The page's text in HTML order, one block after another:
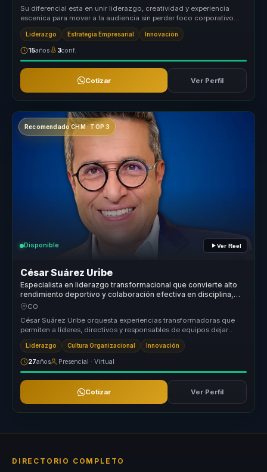
Su diferencial esta en unir liderazgo, creatividad y experiencia
escenica para mover a la audiencia sin perder foco corporativo.
Conviert...
Liderazgo Estrategia Empresarial Innovación
15años 3conf.
Cotizar Ver Perfil
Recomendado CHM · TOP 3
Disponible Ver Reel
César Suárez Uribe
Especialista en liderazgo transformacional que convierte alto
rendimiento deportivo y colaboración efectiva en disciplina,
cohesión y acción para equipos.
CO
César Suárez Uribe orquesta experiencias transformadoras que
permiten a líderes, directivos y responsables de equipos dejar
atrás la desa...
Liderazgo Cultura Organizacional Innovación
27años Presencial · Virtual
Cotizar Ver Perfil
DIRECTORIO COMPLETO